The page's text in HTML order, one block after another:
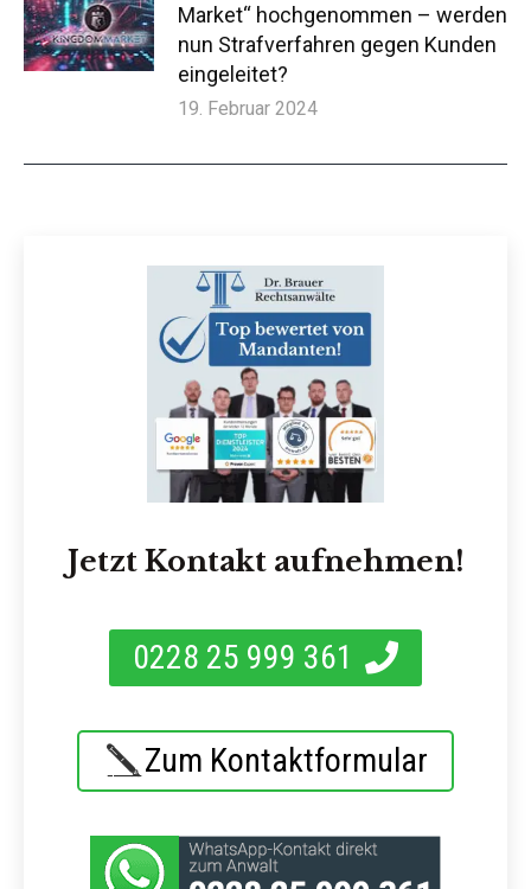
Market“ hochgenommen – werden
nun Strafverfahren gegen Kunden
eingeleitet?
19. Februar 2024
Jetzt Kontakt aufnehmen!
0228 25 999 361
Zum Kontaktformular